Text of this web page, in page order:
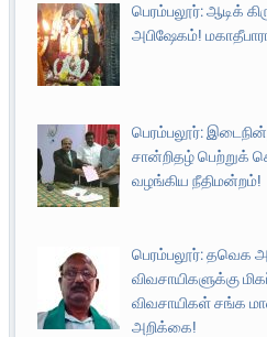
பெரம்பலூர்: ஆடிக்
அபிஷேகம்!
பெரம்பலூர்:
சான்றிதழ்
வழங்கிய நீதிமன்றம்!
பெரம்பலூர்: தவெக
விவசாயிகளுக்கு
விவசாயிகள் சங்க
அறிக்கை!